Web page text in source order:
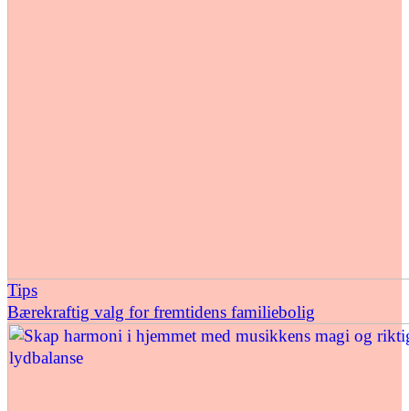
Tips
Bærekraftig valg for fremtidens familiebolig